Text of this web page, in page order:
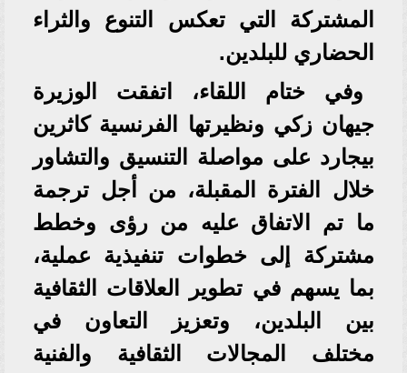
المشتركة التي تعكس التنوع والثراء
الحضاري للبلدين.
وفي ختام اللقاء، اتفقت الوزيرة
جيهان زكي ونظيرتها الفرنسية كاثرين
بيجارد على مواصلة التنسيق والتشاور
خلال الفترة المقبلة، من أجل ترجمة
ما تم الاتفاق عليه من رؤى وخطط
مشتركة إلى خطوات تنفيذية عملية،
بما يسهم في تطوير العلاقات الثقافية
بين البلدين، وتعزيز التعاون في
مختلف المجالات الثقافية والفنية